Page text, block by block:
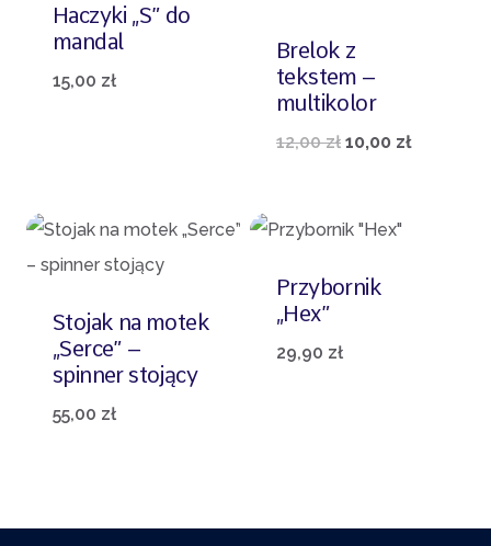
Haczyki „S” do
mandal
15,00 zł
Brelok z
tekstem –
multikolor
12,00zł Pierwotna
10,00 złAktualna
Stojak na motek
„Serce” –
spinner stojący
55,00 zł
Przybornik
„Hex”
29,90 zł